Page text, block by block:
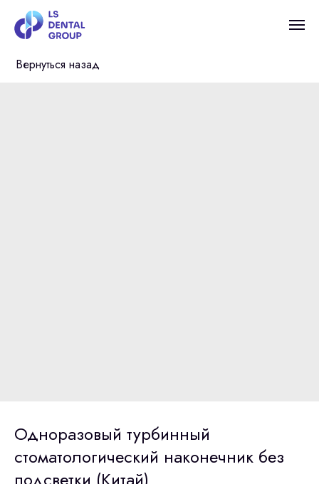
Вернуться назад
Одноразовый турбинный
стоматологический наконечник без